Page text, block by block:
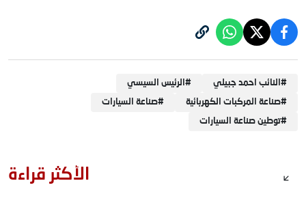
# النائب احمد جبيلي # الرئيس السيسي
#صناعة المركبات الكهربائية #صناعة السيارات
#توطين صناعة السيارات
الأكثر قراءة